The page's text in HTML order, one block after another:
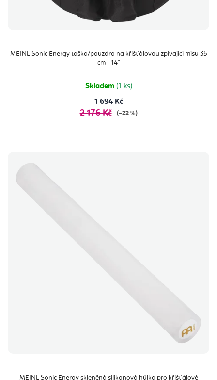
MEINL Sonic Energy taška/pouzdro na křišťálovou zpívající mísu 35
cm - 14"
Skladem (1 ks)
1 694 Kč
2 176 Kč (–22 %)
MEINL Sonic Energy skleněná silikonová hůlka pro křišťálové